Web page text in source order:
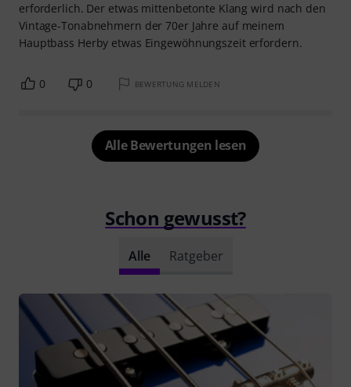
erforderlich. Der etwas mittenbetonte Klang wird nach den
Vintage-Tonabnehmern der 70er Jahre auf meinem
Hauptbass Herby etwas Eingewöhnungszeit erfordern.
0 0 BEWERTUNG MELDEN
Alle Bewertungen lesen
Schon gewusst?
Alle Ratgeber